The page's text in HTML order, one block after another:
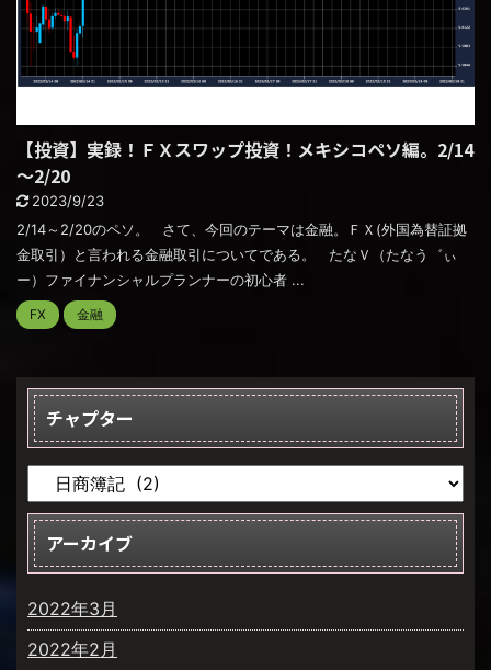
【投資】実録！ＦＸスワップ投資！メキシコペソ編。2/14
～2/20
2023/9/23
2/14～2/20のペソ。 さて、今回のテーマは金融。ＦＸ(外国為替証拠
金取引）と言われる金融取引についてである。 たなＶ（たなう゛ぃ
ー）ファイナンシャルプランナーの初心者 ...
FX 金融
チャプター
アーカイブ
2022年3月
2022年2月